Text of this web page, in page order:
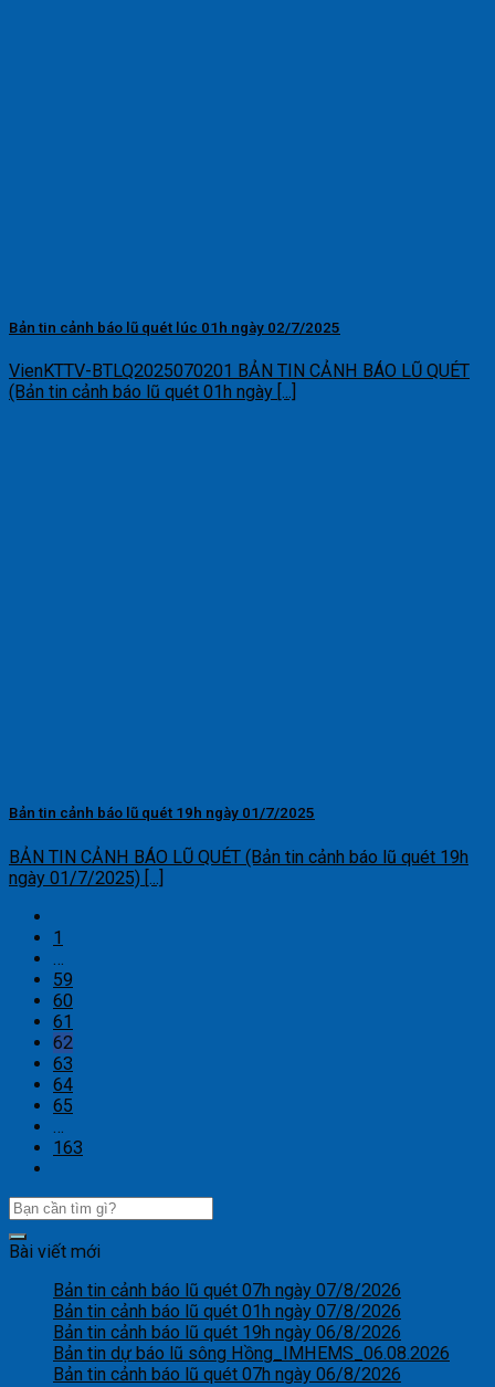
Bản tin cảnh báo lũ quét lúc 01h ngày 02/7/2025
VienKTTV-BTLQ2025070201 BẢN TIN CẢNH BÁO LŨ QUÉT
(Bản tin cảnh báo lũ quét 01h ngày [...]
Bản tin cảnh báo lũ quét 19h ngày 01/7/2025
BẢN TIN CẢNH BÁO LŨ QUÉT (Bản tin cảnh báo lũ quét 19h
ngày 01/7/2025) [...]
1
…
59
60
61
62
63
64
65
…
163
Bài viết mới
Bản tin cảnh báo lũ quét 07h ngày 07/8/2026
Bản tin cảnh báo lũ quét 01h ngày 07/8/2026
Bản tin cảnh báo lũ quét 19h ngày 06/8/2026
Bản tin dự báo lũ sông Hồng_IMHEMS_06.08.2026
Bản tin cảnh báo lũ quét 07h ngày 06/8/2026